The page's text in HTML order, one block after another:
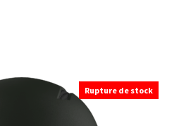
Rupture de stock